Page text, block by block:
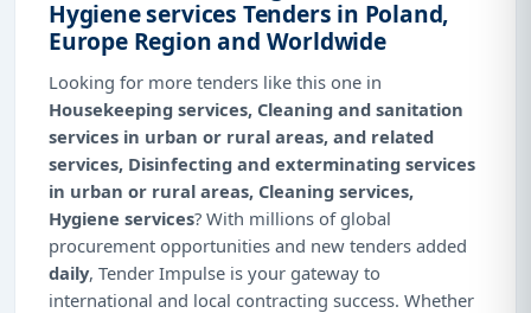
Hygiene services Tenders in Poland,
Europe Region and Worldwide
Looking for more tenders like this one in
Housekeeping services, Cleaning and sanitation
services in urban or rural areas, and related
services, Disinfecting and exterminating services
in urban or rural areas, Cleaning services,
Hygiene services? With millions of global
procurement opportunities and new tenders added
daily, Tender Impulse is your gateway to
international and local contracting success. Whether